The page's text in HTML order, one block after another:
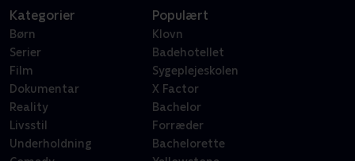
Kategorier
Børn
Serier
Film
Dokumentar
Reality
Livsstil
Underholdning
Populært
Klovn
Badehotellet
Sygeplejeskolen
X Factor
Bachelor
Forræder
Bachelorette